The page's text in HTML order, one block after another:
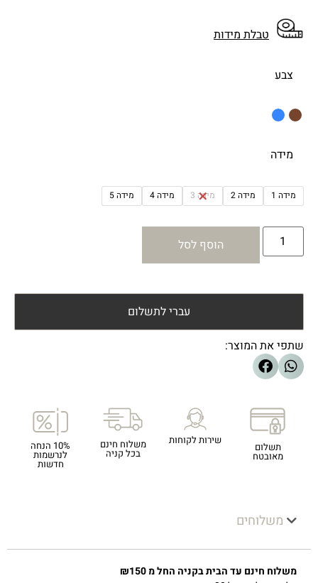
טבלת מידות
צבע
מידה
מידה 1 מידה 2 מידה 3 מידה 4 מידה 5
הוסף לסל
עברי לתשלום
שתפי את המוצר:
תשלום
מאובטח
שירות לקוחות משלוח חינם
בכל קניה
10% הנחה
לנרשמות
חדשות
משלוחים
משלוח חינם עד הבית בקניה החל מ ₪150